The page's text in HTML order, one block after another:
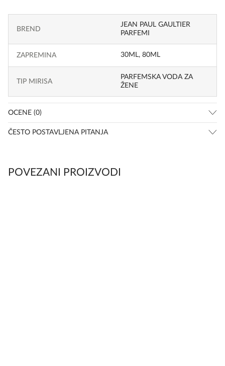
BREND
JEAN PAUL GAULTIER
PARFEMI
ZAPREMINA 30ML, 80ML
TIP MIRISA
PARFEMSKA VODA ZA
ŽENE
OCENE (0)
ČESTO POSTAVLJENA PITANJA
POVEZANI PROIZVODI